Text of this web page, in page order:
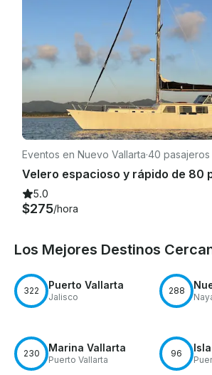
Eventos en Nuevo Vallarta·40 pasajeros
Velero espacioso y rápido de 80
5.0
$275/hora
Los Mejores Destinos
322 Puerto Vallarta
Jalisco
288
230 Marina Vallarta
Puerto Vallarta
96